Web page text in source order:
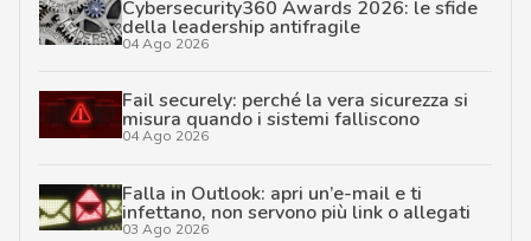
Cybersecurity360 Awards 2026: le sfide
della leadership antifragile
04 Ago 2026
Fail securely: perché la vera sicurezza si
misura quando i sistemi falliscono
04 Ago 2026
Falla in Outlook: apri un’e-mail e ti
infettano, non servono più link o allegati
03 Ago 2026